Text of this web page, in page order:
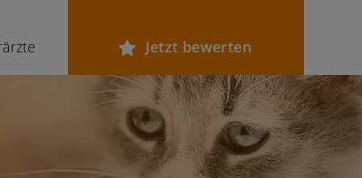
Jetzt bewerten